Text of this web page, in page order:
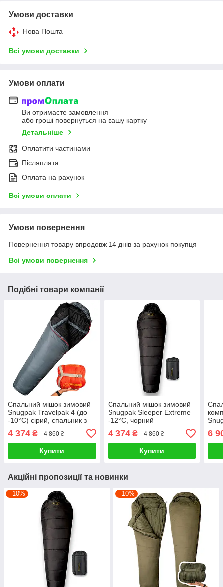
Умови доставки
Нова Пошта
Всі умови доставки
Умови оплати
Ви отримаєте замовлення
або гроші повернуться на вашу картку
Детальніше
Оплатити частинами
Післяплата
Оплата на рахунок
Всі умови оплати
Умови повернення
Повернення товару впродовж 14 днів за рахунок покупця
Всі умови повернення
Подібні товари компанії
Спальний мішок зимовий
Snugpak Travelpak 4 (до
-10°С) сірий, спальник з
москітною сіткою
4 374 ₴ 4 860 ₴
Купити
Спальний мішок зимовий
Snugpak Sleeper Extreme
-12°C, чорний
4 374₴ 4 860 ₴
Купити
6
Акційні пропозиції та новинки
–10% –10%